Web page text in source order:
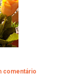
comentário